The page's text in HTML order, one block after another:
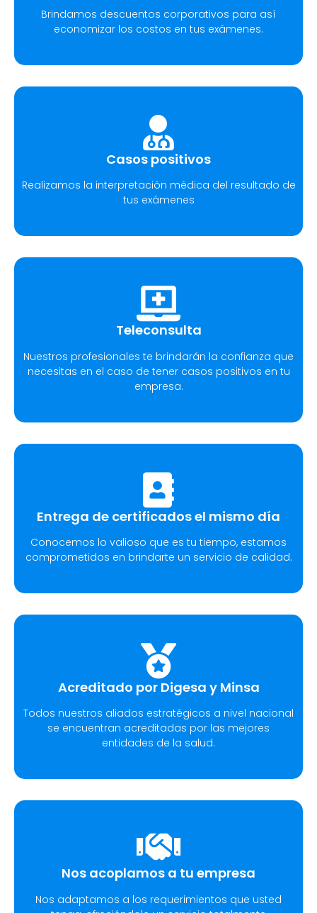
Brindamos descuentos corporativos para así
economizar los costos en tus exámenes.
Casos positivos
Realizamos la interpretación médica del resultado de
tus exámenes
Teleconsulta
Nuestros profesionales te brindarán la confianza que
necesitas en el caso de tener casos positivos en tu
empresa.
Entrega de certificados el mismo día
Conocemos lo valioso que es tu tiempo, estamos
comprometidos en brindarte un servicio de calidad.
Acreditado por Digesa y Minsa​
Todos nuestros aliados estratégicos a nivel nacional
se encuentran acreditadas por las mejores
entidades de la salud.
Nos acoplamos a tu empresa
Nos adaptamos a los requerimientos que usted